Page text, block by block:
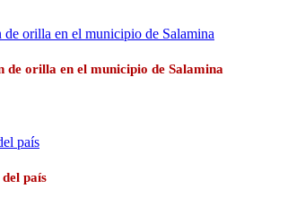
de orilla en el municipio de Salamina
país